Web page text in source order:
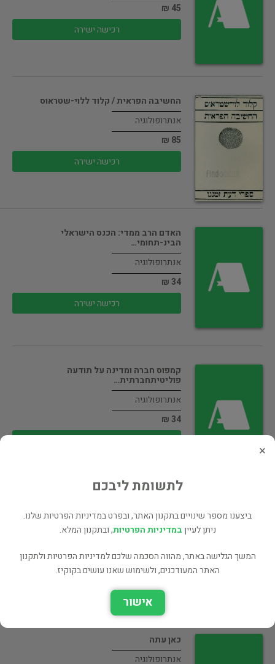
45 ₪
רכישה ישירה
החשיבה הפראית / קלוד ללוי-שטראוס
אנתרופולוגיה
85 ₪
רכישה ישירה
האדם הרב ממדי: הכנס הישראלי
הבינ-תחומי…
אנתרופולוגיה
34 ₪
רכישה ישירה
קמפוס חברה ומדינה על תודעה
פוליטיתחברתית…
אנתרופולוגיה
34 ₪
אנתרופולוגיה
רכישה ישירה
כאן עתה
אנתרופולוגיה
×
לתשומת ליבכם
ביצענו מספר שינויים בתקנון האתר, ובפרט במדיניות הפרטיות שלנו.
ניתן לעייןבמדיניות הפרטיות, ובתקנון המלא.
המשך הגלישה באתר, מהווה הסכמה שלכם למדיניות הפרטיות ולתקנון
האתר המעודכנים, ולשימוש שאנו עושים בקוקיז.
אישור